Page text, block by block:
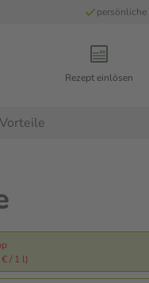
persönliche
Rezept einlösen
Vorteile
/ 1 l)